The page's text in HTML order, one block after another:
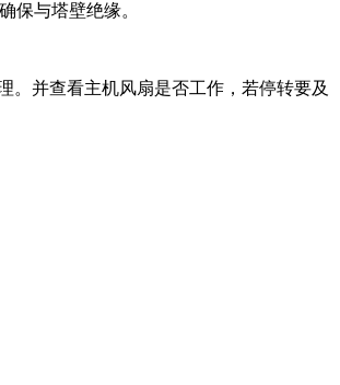
保与塔壁绝缘。
并查看主机风扇是否工作，若停转要及